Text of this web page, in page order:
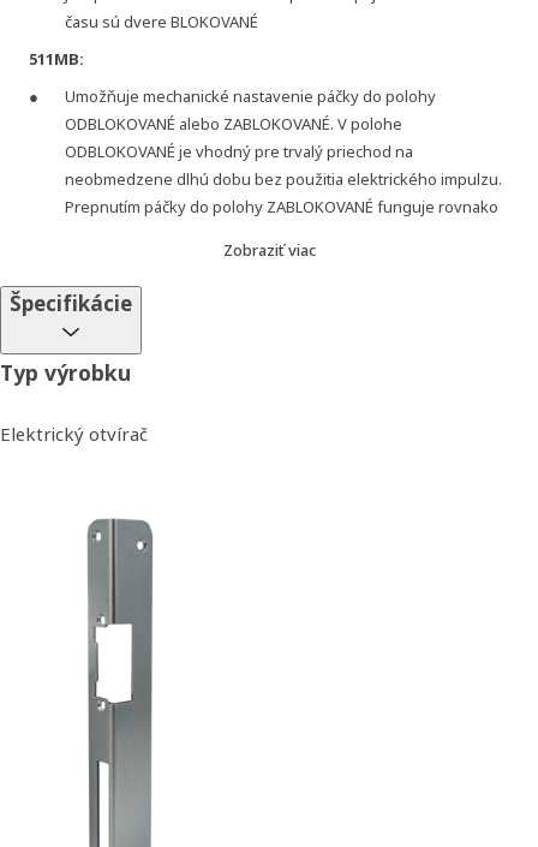
času sú dvere BLOKOVANÉ
511MB:
Umožňuje mechanické nastavenie páčky do polohy
ODBLOKOVANÉ alebo ZABLOKOVANÉ. V polohe
ODBLOKOVANÉ je vhodný pre trvalý priechod na
neobmedzene dlhú dobu bez použitia elektrického impulzu.
Prepnutím páčky do polohy ZABLOKOVANÉ funguje rovnako
Pevná oceľová západka (vylomenie 490 kg)
Predĺžená záruka na 5 rokov
Symetrický konštrukčný tvar
Odolnosť proti vylomeniu: 490 kg
6 V AC = 550 mA
12 V AC = 1,1 A
6 V DC = 660 mA
12 V DC = 1,3 A
Zobraziť viac
Špecifikácie
Typ výrobku
Elektrický otvírač